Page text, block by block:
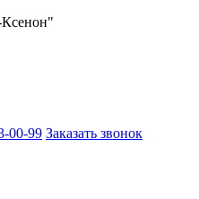
Ксенон"
00-99 Заказать звонок